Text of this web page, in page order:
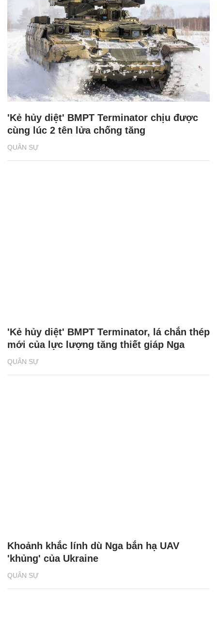
QUÂN SỰ
'Kẻ hủy diệt' BMPT Terminator chịu được
cùng lúc 2 tên lửa chống tăng
QUÂN SỰ
'Kẻ hủy diệt' BMPT Terminator, lá chắn thép
mới của lực lượng tăng thiết giáp Nga
QUÂN SỰ
Khoảnh khắc lính dù Nga bắn hạ UAV
'khủng' của Ukraine